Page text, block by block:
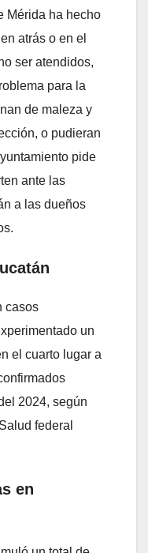
Mérida ha hecho
atrás o en el
ser atendidos,
para la
de maleza y
o pudieran
pide
ante las
a las dueños
casos
un
el cuarto lugar a
2024, según
federal
en